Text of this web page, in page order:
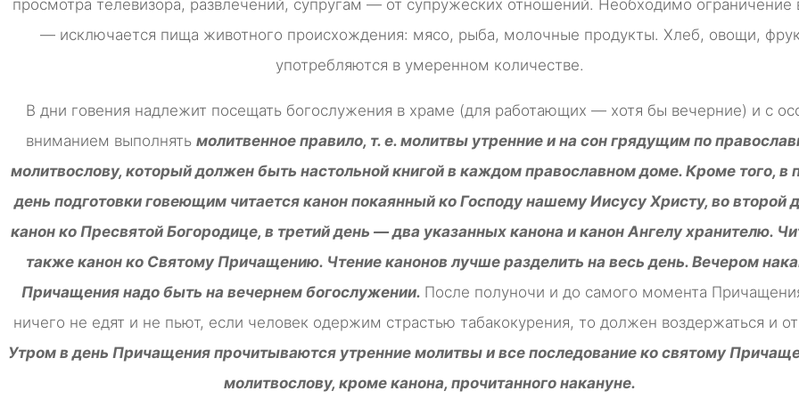
просмотра телевизора, развлечений, супругам — от супружеских отношений. Необходимо ограничение
— исключается пища животного происхождения: мясо, рыба, молочные продукты. Хлеб, овощи,
употребляются в умеренном количестве.
В дни говения надлежит посещать богослужения в храме (для работающих — хотя бы вечерние) и с
вниманием выполнять молитвенное правило, т. е. молитвы утренние и на сон грядущим по
молитвослову, который должен быть настольной книгой в каждом православном доме. Кроме того, в
день подготовки говеющим читается канон покаянный ко Господу нашему Иисусу Христу, во второй
канон ко Пресвятой Богородице, в третий день — два указанных канона и канон Ангелу хранителю.
также канон ко Святому Причащению. Чтение канонов лучше разделить на весь день. Вечером
Причащения надо быть на вечернем богослужении. После полуночи и до самого момента
ничего не едят и не пьют, если человек одержим страстью табакокурения, то должен воздержаться и от
Утром в день Причащения прочитываются утренние молитвы и все последование ко святому
молитвослову, кроме канона, прочитанного накануне.